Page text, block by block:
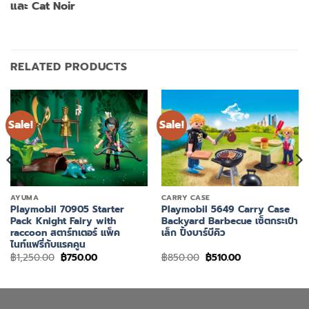
และ Cat Noir
RELATED PRODUCTS
Sale!
AYUMA
Playmobil 70905 Starter
Pack Knight Fairy with
raccoon สตาร์ทเตอร์ แพ็ค
ไนท์แฟรี่กับแรคคูน
฿1,250.00 Original
price
฿750.00Current
price
Sale!
CARRY CASE
Playmobil 5649 Carry Case
Backyard Barbecue เซ็ตกระเป๋า
เล็ก ปิ้งบาร์บีคิว
฿850.00 Original
price
฿510.00Current
price